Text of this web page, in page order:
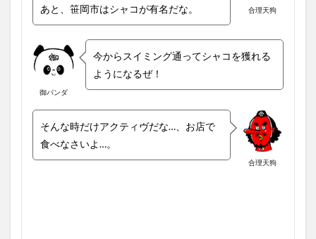
合理天狗
あと、笹岡市はシャコが有名だな。
御パンダ
今からスイミング通ってシャコを獲れる
ようになるぜ！
合理天狗
そんな時だけアクティヴだな…、お店で
食べなさいよ…。